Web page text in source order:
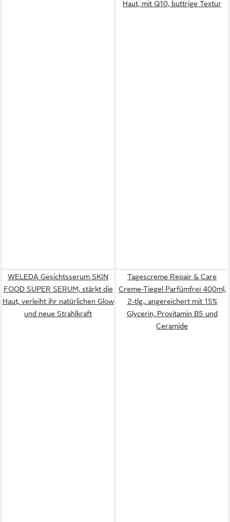
Haut, mit Q10, buttrige Textur
WELEDA Gesichtsserum SKIN
FOOD SUPER SERUM, stärkt die
Haut, verleiht ihr natürlichen Glow
und neue Strahlkraft
Tagescreme Repair & Care
Creme-Tiegel Parfümfrei 400ml,
2-tlg., angereichert mit 15%
Glycerin, Provitamin B5 und
Ceramide